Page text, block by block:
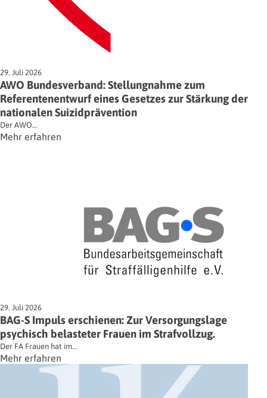
29. Juli 2026
AWO Bundesverband: Stellungnahme zum
Referentenentwurf eines Gesetzes zur Stärkung der
nationalen Suizidprävention
Der AWO…
Mehr erfahren
29. Juli 2026
BAG-S Impuls erschienen: Zur Versorgungslage
psychisch belasteter Frauen im Strafvollzug.
Der FA Frauen hat im…
Mehr erfahren